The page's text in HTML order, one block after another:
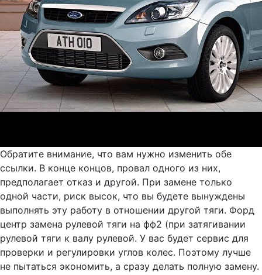
Обратите внимание, что вам нужно изменить обе
ссылки. В конце концов, провал одного из них,
предполагает отказ и другой. При замене только
одной части, риск высок, что вы будете вынуждены
выполнять эту работу в отношении другой тяги. Форд
центр замена рулевой тяги на фф2 (при затягивании
рулевой тяги к валу рулевой. У вас будет сервис для
проверки и регулировки углов колес. Поэтому лучше
не пытаться экономить, а сразу делать полную замену.